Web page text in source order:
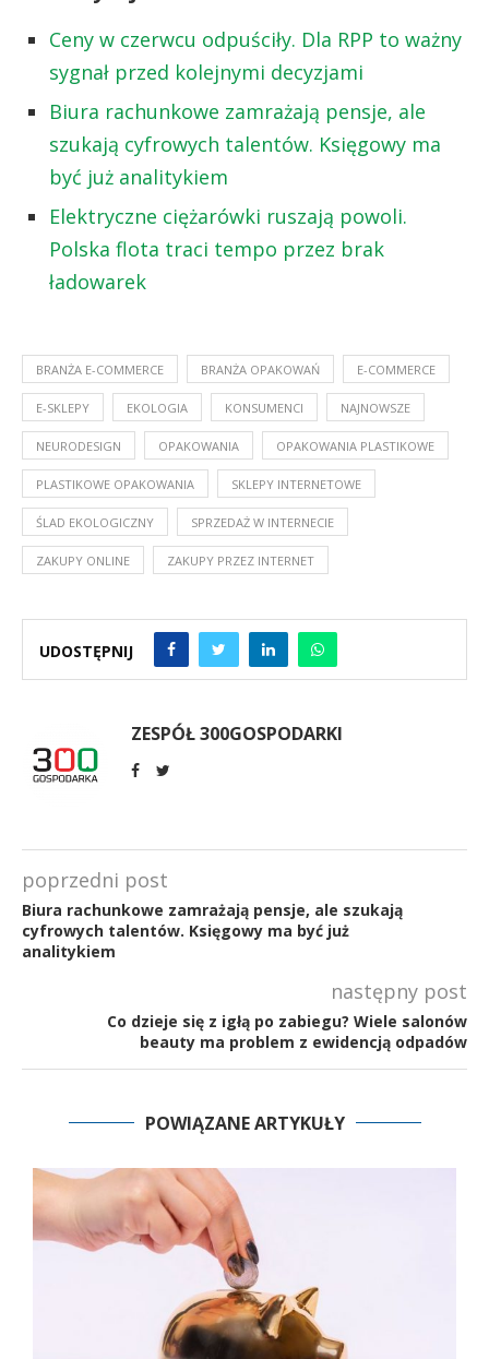
Ceny w czerwcu odpuściły. Dla RPP to ważny
sygnał przed kolejnymi decyzjami
Biura rachunkowe zamrażają pensje, ale
szukają cyfrowych talentów. Księgowy ma
być już analitykiem
Elektryczne ciężarówki ruszają powoli.
Polska flota traci tempo przez brak
ładowarek
BRANŻA E-COMMERCE BRANŻA OPAKOWAŃ E-COMMERCE
E-SKLEPY EKOLOGIA KONSUMENCI NAJNOWSZE
NEURODESIGN OPAKOWANIA OPAKOWANIA PLASTIKOWE
PLASTIKOWE OPAKOWANIA SKLEPY INTERNETOWE
ŚLAD EKOLOGICZNY SPRZEDAŻ W INTERNECIE
ZAKUPY ONLINE ZAKUPY PRZEZ INTERNET
UDOSTĘPNIJ
ZESPÓŁ 300GOSPODARKI
poprzedni post
Biura rachunkowe zamrażają pensje, ale szukają
cyfrowych talentów. Księgowy ma być już
analitykiem
następny post
Co dzieje się z igłą po zabiegu? Wiele salonów
beauty ma problem z ewidencją odpadów
POWIĄZANE ARTYKUŁY